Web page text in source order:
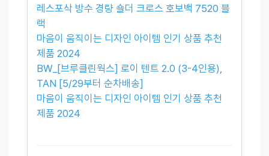
레스포삭 방수 경량 숄더 크로스 호보백 7520 블
랙
마음이 움직이는 디자인 아이템 인기 상품 추천
제품 2024
BW_[브루클린웍스] 로이 텐트 2.0 (3-4인용),
TAN [5/29부터 순차배송]
마음이 움직이는 디자인 아이템 인기 상품 추천
제품 2024